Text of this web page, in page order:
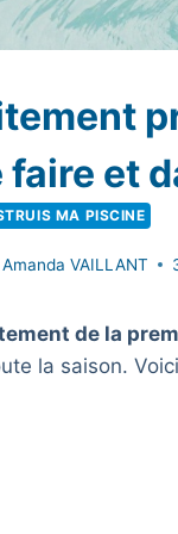
faire et
MA PISCINE
Amanda VAILLANT
de la
la saison.